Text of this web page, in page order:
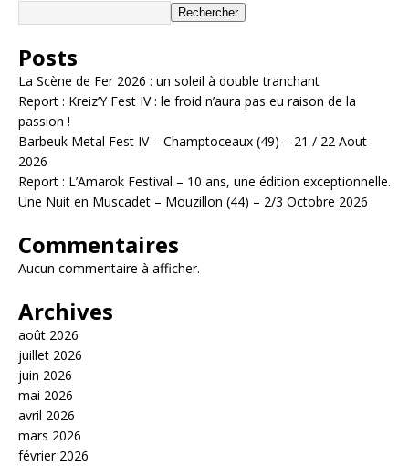
Rechercher
Posts
La Scène de Fer 2026 : un soleil à double tranchant
Report : Kreiz’Y Fest IV : le froid n’aura pas eu raison de la
passion !
Barbeuk Metal Fest IV – Champtoceaux (49) – 21 / 22 Aout
2026
Report : L’Amarok Festival – 10 ans, une édition exceptionnelle.
Une Nuit en Muscadet – Mouzillon (44) – 2/3 Octobre 2026
Commentaires
Aucun commentaire à afficher.
Archives
août 2026
juillet 2026
juin 2026
mai 2026
avril 2026
mars 2026
février 2026